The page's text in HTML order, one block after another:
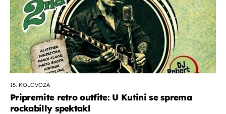
15. KOLOVOZA
Pripremite retro outfite: U Kutini se sprema
rockabilly spektakl